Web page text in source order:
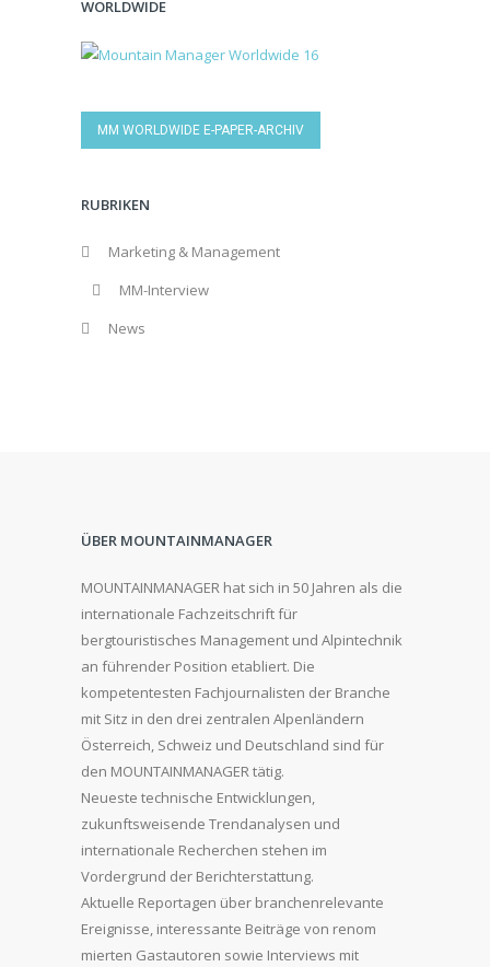
WORLDWIDE
MM WORLDWIDE E-PAPER-ARCHIV
RUBRIKEN
Marketing & Management
MM-Interview
News
ÜBER MOUNTAINMANAGER
MOUNTAINMANAGER hat sich in 50 Jahren als die
internationale Fachzeitschrift für
bergtouristisches Management und Alpintechnik
an führender Position etabliert. Die
kompetentesten Fachjournalisten der Branche
mit Sitz in den drei zentralen Alpenländern
Österreich, Schweiz und Deutschland sind für
den MOUNTAINMANAGER tätig.
Neueste technische Entwicklungen,
zukunftsweisende Trendanalysen und
internationale Recherchen stehen im
Vordergrund der Berichterstattung.
Aktuelle Reportagen über branchenrelevante
Ereignisse, interessante Beiträge von renom
mierten Gastautoren sowie Interviews mit